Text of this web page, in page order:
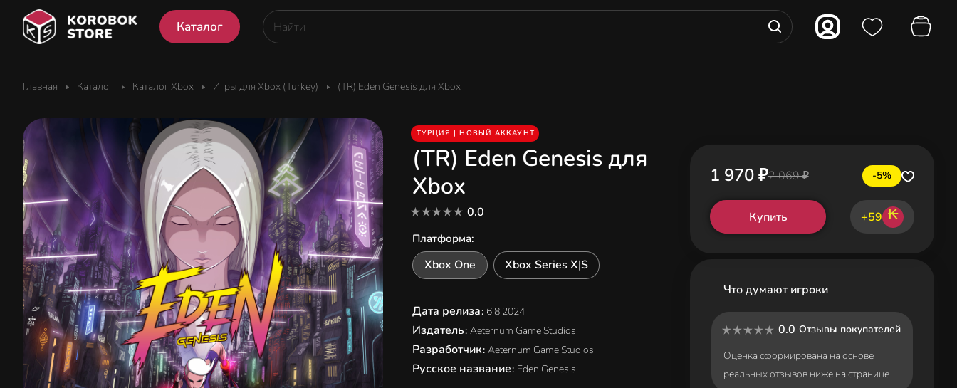
Каталог
Главная Каталог Каталог Xbox Игры для Xbox (Turkey) (TR) Eden Genesis для Xbox
ТУРЦИЯ | НОВЫЙ АККАУНТ
(TR) Eden Genesis для
Xbox
0.0
Платформа:
Xbox One Xbox Series X|S
Дата релиза: 6.8.2024
Издатель: Aeternum Game Studios
Разработчик: Aeternum Game Studios
Русское название: Eden Genesis
1 970 ₽2 069 ₽ -5%
Купить +59 ₭
Что думают игроки
0.0 Отзывы покупателей
Оценка сформирована на основе
реальных отзывов ниже на странице.